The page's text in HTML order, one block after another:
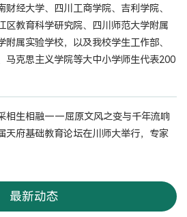
经大学、四川工商学院、吉利学院、
区教育科学研究院、四川师范大学附属
属实验学校，以及我校学生工作部、
马克思主义学院等大中小学师生代表200
相生相融——屈原文风之变与千年流响
天府基础教育论坛在川师大举行，专家
最新动态